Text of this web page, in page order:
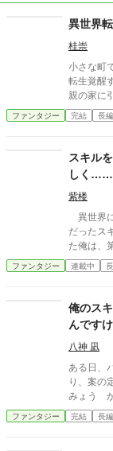
異世界
桂崇
小さな町
転生覚醒
親の家に
が、周囲
ファンタジー 完結 長編
スキル
しく……
紫楼
異世界
だったスキルを奪われ
た俺は、
た先は、寂れた
日雇い冒
へ通ってく
やめろ」 そんな穏やかな日々を送っていたはずなのに、ある
日、酒場へ
ファンタジー 連載中
俺のス
んです
八神 凪
ある日、
り、案の定
みょう かける）』 しかし例に
を開くことになる。 だが、女神
らせ）によ
ファンタジー 完結 長編